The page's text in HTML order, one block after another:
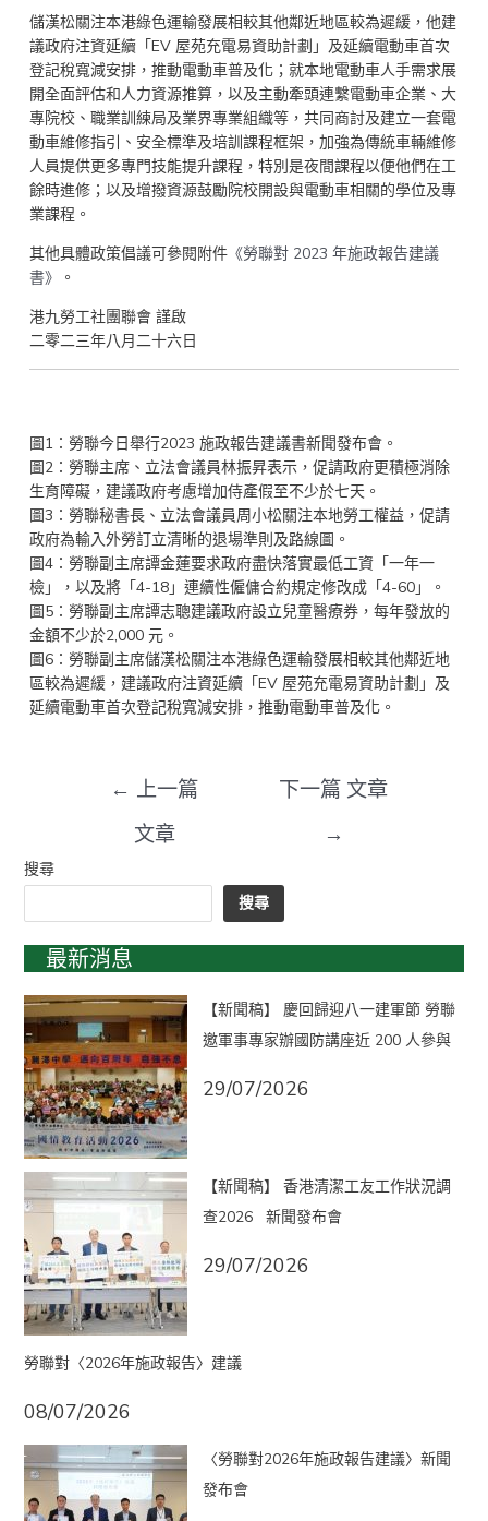
儲漢松關注本港綠色運輸發展相較其他鄰近地區較為遲緩，他建
議政府注資延續「EV 屋苑充電易資助計劃」及延續電動車首次
登記稅寬減安排，推動電動車普及化；就本地電動車人手需求展
開全面評估和人力資源推算，以及主動牽頭連繫電動車企業、大
專院校、職業訓練局及業界專業組織等，共同商討及建立一套電
動車維修指引、安全標準及培訓課程框架，加強為傳統車輛維修
人員提供更多專門技能提升課程，特別是夜間課程以便他們在工
餘時進修；以及增撥資源鼓勵院校開設與電動車相關的學位及專
業課程。
其他具體政策倡議可參閱附件《勞聯對 2023 年施政報告建議
書》
。
港九勞工社團聯會 謹啟
二零二三年八月二十六日
圖1：勞聯今日舉行2023 施政報告建議書新聞發布會。
圖2：勞聯主席、立法會議員林振昇表示，促請政府更積極消除
生育障礙，建議政府考慮增加侍產假至不少於七天。
圖3：勞聯秘書長、立法會議員周小松關注本地勞工權益，促請
政府為輸入外勞訂立清晰的退場準則及路線圖。
圖4：勞聯副主席譚金蓮要求政府盡快落實最低工資「一年一
檢」，以及將「4-18」連續性僱傭合約規定修改成「4-60」。
圖5：勞聯副主席譚志聰建議政府設立兒童醫療券，每年發放的
金額不少於2,000 元。
圖6：勞聯副主席儲漢松關注本港綠色運輸發展相較其他鄰近地
區較為遲緩，建議政府注資延續「EV 屋苑充電易資助計劃」及
延續電動車首次登記稅寬減安排，推動電動車普及化。
← 上一篇
文章
下一篇 文章
→
搜尋
搜尋
最新消息
【新聞稿】 慶回歸迎八一建軍節 勞聯
邀軍事專家辦國防講座近 200 人參與
29/07/2026
【新聞稿】 香港清潔工友工作狀況調
查2026 新聞發布會
29/07/2026
勞聯對〈2026年施政報告〉建議
08/07/2026
〈勞聯對2026年施政報告建議〉新聞
發布會